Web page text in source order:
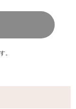
。